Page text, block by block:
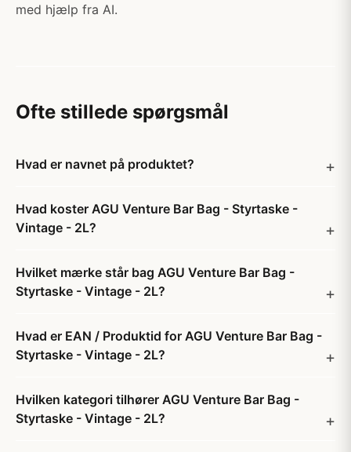
med hjælp fra AI.
Ofte stillede spørgsmål
Hvad er navnet på produktet?
Hvad koster AGU Venture Bar Bag - Styrtaske -
Vintage - 2L?
Hvilket mærke står bag AGU Venture Bar Bag -
Styrtaske - Vintage - 2L?
Hvad er EAN / Produktid for AGU Venture Bar Bag -
Styrtaske - Vintage - 2L?
Hvilken kategori tilhører AGU Venture Bar Bag -
Styrtaske - Vintage - 2L?